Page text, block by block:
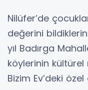
Nilüfer’de
değerini
yıl Badırga
köylerinin kültürel
Bizim Ev’deki